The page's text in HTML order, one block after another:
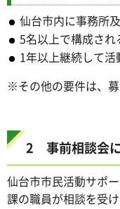
仙台市内に事務所
5名以上で構成され
1年以上継続して
※その他の要件は、募
2 事前相談会
仙台市市民活動サポ
課の職員が相談を受け